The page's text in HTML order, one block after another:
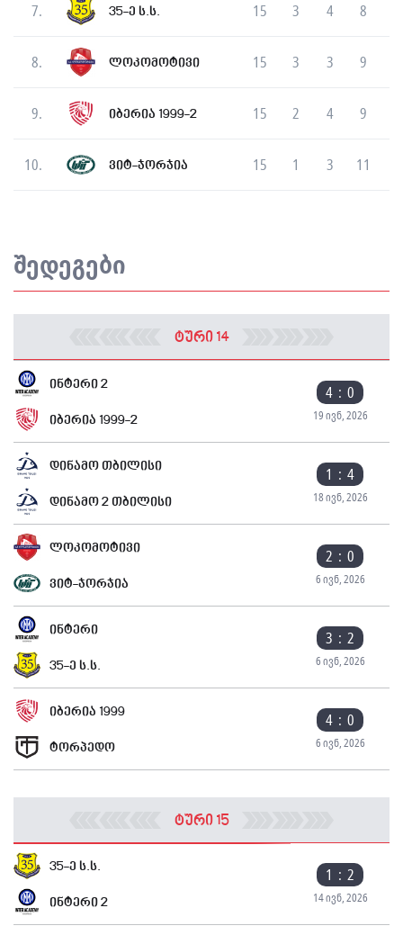
7. 35-ე ს.ს. 15 3 4 8
8. ლოკომოტივი 15 3 3 9
9. იბერია 1999-2 15 2 4 9
10. ვიტ-ჯორჯია 15 1 3 11
შედეგები
ტური 14
ინტერი 2 4 : 0
19 ივნ, 2026
იბერია 1999-2
დინამო თბილისი 1 : 4
18 ივნ, 2026
დინამო 2 თბილისი
ლოკომოტივი 2 : 0
6 ივნ, 2026
ვიტ-ჯორჯია
ინტერი 3 : 2
6 ივნ, 2026
35-ე ს.ს.
იბერია 1999 4 : 0
6 ივნ, 2026
ტორპედო
ტური 15
35-ე ს.ს. 1 : 2
14 ივნ, 2026
ინტერი 2